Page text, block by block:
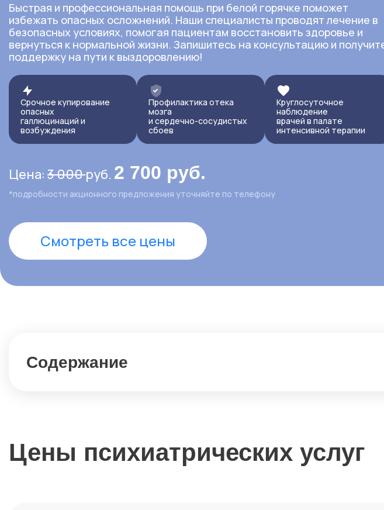
Быстрая и профессиональная помощь при белой горячке поможет
избежать опасных осложнений. Наши специалисты проводят лечение в
безопасных условиях, помогая пациентам восстановить здоровье и
вернуться к нормальной жизни. Запишитесь на консультацию и
поддержку на пути к выздоровлению!
Срочное купирование
опасных
галлюцинаций и
возбуждения
Профилактика отека
мозга
и сердечно-сосудистых
сбоев
Круглосуточное
наблюдение
врачей в палате
интенсивной терапии
Цена: 3 000руб. 2 700 руб.
*подробности акционного предложения уточняйте по телефону
Смотреть все цены
Содержание
Цены психиатрических услуг